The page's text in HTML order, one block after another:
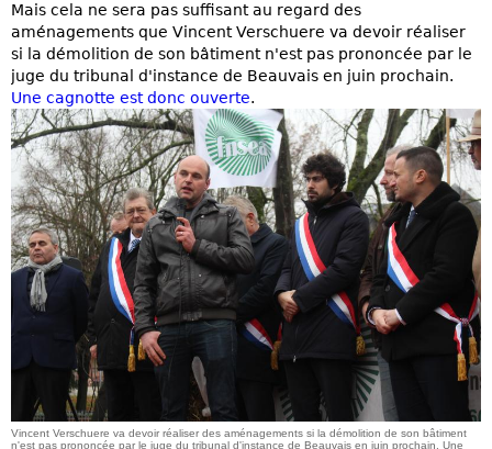
Mais cela ne sera pas suffisant au regard des
aménagements que Vincent Verschuere va devoir réaliser
si la démolition de son bâtiment n'est pas prononcée par le
juge du tribunal d'instance de Beauvais en juin prochain.
Une cagnotte est donc ouverte.
Vincent Verschuere va devoir réaliser des aménagements si la démolition de son bâtiment
n'est pas prononcée par le juge du tribunal d'instance de Beauvais en juin prochain. Une